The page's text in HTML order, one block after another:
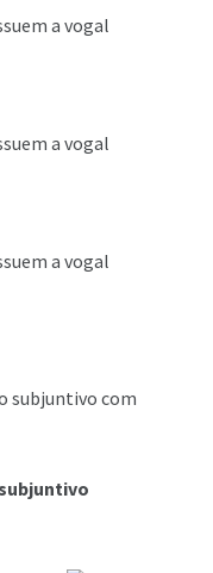
a vogal
a vogal
a vogal
subjuntivo com